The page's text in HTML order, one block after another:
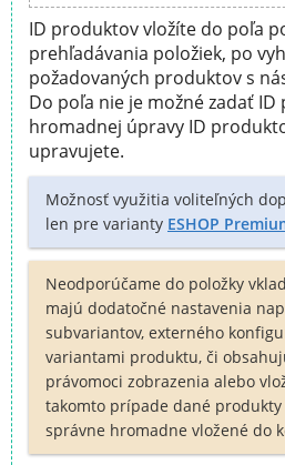
ID produktov vložíte do poľa
prehľadávania položiek, po
požadovaných produktov s
Do poľa nie je možné zadať
hromadnej úpravy ID
upravujete.
Možnosť využitia voliteľných
len pre varianty ESHOP
Neodporúčame do položky
majú dodatočné nastavenia
subvariantov, externého
variantami produktu, či
právomoci zobrazenia alebo
takomto prípade dané
správne hromadne vložené do